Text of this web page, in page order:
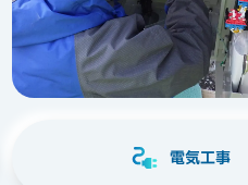
電気工事